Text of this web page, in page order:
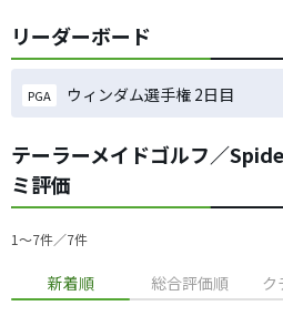
リーダーボード
PGA ウィンダム選手権 2日目
テーラーメイドゴルフ／
ミ評価
1〜7件／7件
新着順 総合評価順 ク